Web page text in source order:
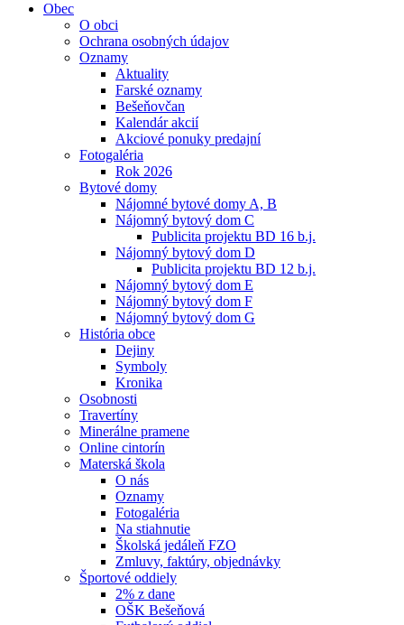
Obec
O obci
Ochrana osobných údajov
Oznamy
Aktuality
Farské oznamy
Bešeňovčan
Kalendár akcií
Akciové ponuky predajní
Fotogaléria
Rok 2026
Bytové domy
Nájomné bytové domy A, B
Nájomný bytový dom C
Publicita projektu BD 16 b.j.
Nájomný bytový dom D
Publicita projektu BD 12 b.j.
Nájomný bytový dom E
Nájomný bytový dom F
Nájomný bytový dom G
História obce
Dejiny
Symboly
Kronika
Osobnosti
Travertíny
Minerálne pramene
Online cintorín
Materská škola
O nás
Oznamy
Fotogaléria
Na stiahnutie
Školská jedáleň FZO
Zmluvy, faktúry, objednávky
Športové oddiely
2% z dane
OŠK Bešeňová